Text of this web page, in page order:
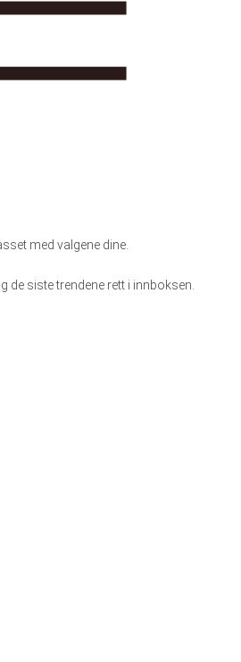
med valgene dine.
de siste trendene rett i innboksen.